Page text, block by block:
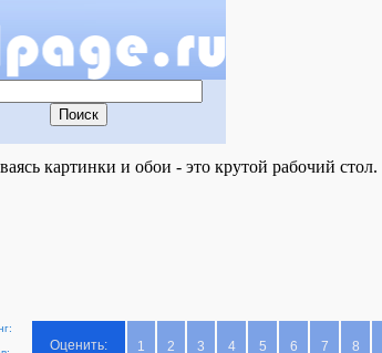
картинки и обои - это крутой рабочий стол.
Оценить: 1 2 3 4 5 6 7 8